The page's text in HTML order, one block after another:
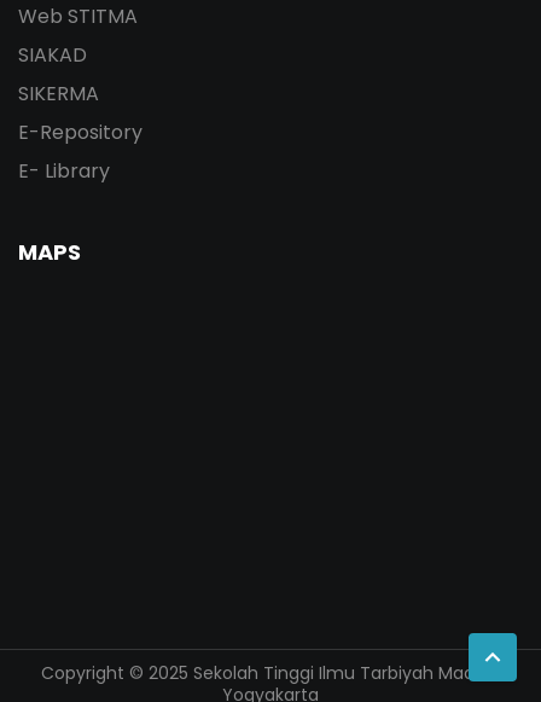
Web STITMA
SIAKAD
SIKERMA
E-Repository
E- Library
MAPS
Copyright © 2025 Sekolah Tinggi Ilmu Tarbiyah Madani
Yogyakarta